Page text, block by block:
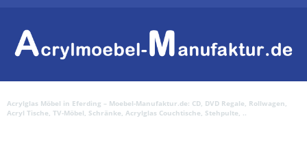
Acrylglas Möbel in Eferding – Moebel-Manufaktur.de: CD, DVD Regale, Rollwagen,
Acryl Tische, TV-Möbel, Schränke, Acrylglas Couchtische, Stehpulte, ..